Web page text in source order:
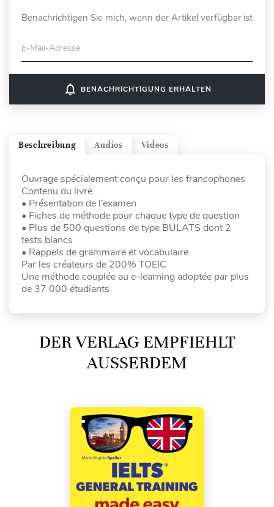
Benachrichtigen Sie mich, wenn der Artikel verfügbar ist
E-Mail-Adresse
notifications_none BENACHRICHTIGUNG ERHALTEN
Videos
Audios
Beschreibung
Ouvrage spécialement conçu pour les francophones
Contenu du livre
• Présentation de l’examen
• Fiches de méthode pour chaque type de question
• Plus de 500 questions de type BULATS dont 2
tests blancs
• Rappels de grammaire et vocabulaire
Par les créateurs de 200% TOEIC
Une méthode couplée au e-learning adoptée par plus
de 37 000 étudiants
DER VERLAG EMPFIEHLT
AUSSERDEM